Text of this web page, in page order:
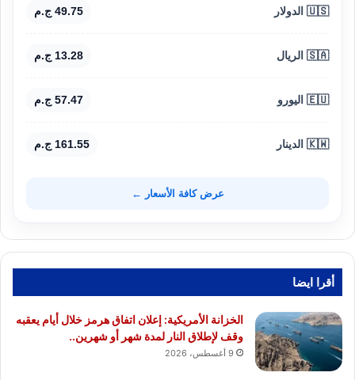
🇺🇸 الدولار 49.75 ج.م
🇸🇦 الريال 13.28 ج.م
🇪🇺 اليورو 57.47 ج.م
🇰🇼 الدينار 161.55 ج.م
عرض كافة الأسعار ←
أقرا ايضا
الخزانة الأمريكية: إعلان اتفاق هرمز خلال أيام يعقبه
وقف لإطلاق النار لمدة شهر أو شهرين..
9 أغسطس، 2026